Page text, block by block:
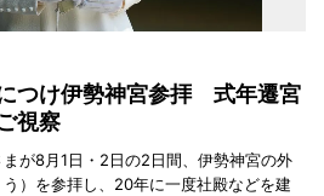
つけ伊勢神宮参拝 式年遷宮
視察
が8月1日・2日の2日間、伊勢神宮の外
）を参拝し、20年に一度社殿などを建